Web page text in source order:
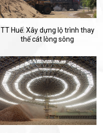
TT Huế: Xây dựng lộ trình thay
thế cát lòng sông